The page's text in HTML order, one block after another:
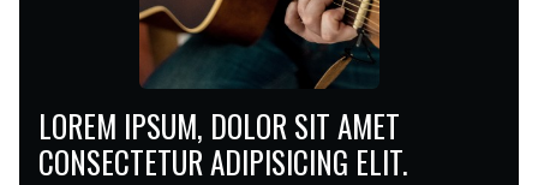
LOREM IPSUM, DOLOR SIT AMET
CONSECTETUR ADIPISICING ELIT.